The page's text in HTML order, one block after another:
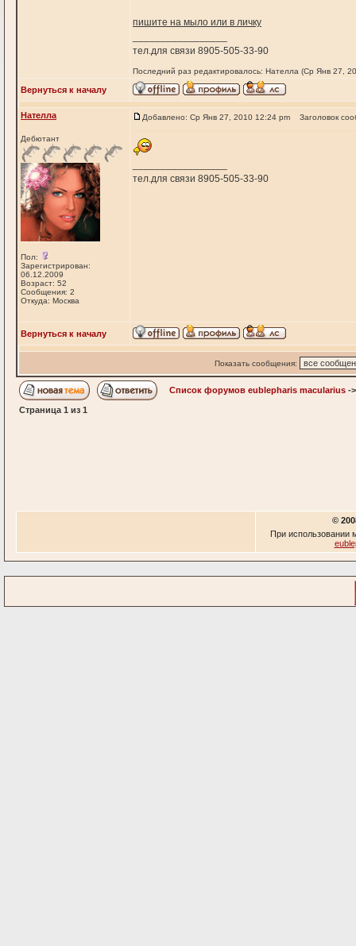
пишите на мыло или в личку
тел.для связи 8905-505-33-90
Последний раз редактировалось: Нателла (Ср Янв 27,
Вернуться к началу
Нателла
Дебютант
Пол:
Зарегистрирован:
06.12.2009
Возраст: 52
Сообщения: 2
Откуда: Москва
Добавлено: Ср Янв 27, 2010 12:24 pm Заголовок
тел.для связи 8905-505-33-90
Вернуться к началу
Показать сообщения:
Список форумов eublepharis macularius -
Страница 1 из 1
©
При использовании